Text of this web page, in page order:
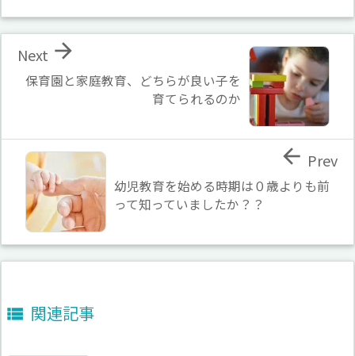
保育園と家庭教育、どちらが良い子を
育てられるのか

Next
幼児教育を始める時期は０歳よりも前
って知っていましたか？？
 Prev
 関連記事